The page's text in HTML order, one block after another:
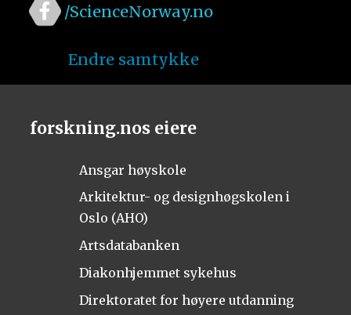
/ScienceNorway.no
Endre samtykke
forskning.nos eiere
Ansgar høyskole
Arkitektur- og designhøgskolen i
Oslo (AHO)
Artsdatabanken
Diakonhjemmet sykehus
Direktoratet for høyere utdanning